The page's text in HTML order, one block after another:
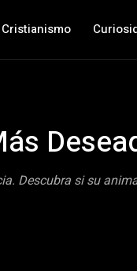
Cristianismo
Descubra si su